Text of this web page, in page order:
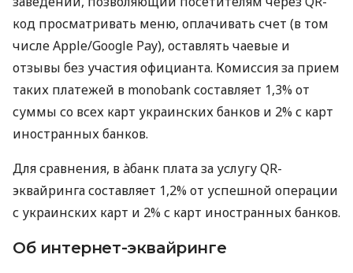
код просматривать меню, оплачивать счет (в том
числе Apple/Google Pay), оставлять чаевые и
отзывы без участия официанта. Комиссия за прием
таких платежей в monobank составляет 1,3% от
суммы со всех карт украинских банков и 2% с карт
иностранных банков.
Для сравнения, в àбанк плата за услугу QR-
эквайринга составляет 1,2% от успешной операции
с украинских карт и 2% с карт иностранных банков.
Об интернет-эквайринге